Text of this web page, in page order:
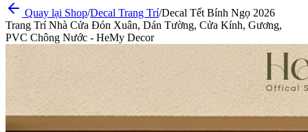
Quay lại Shop/Decal Trang Trí/Decal Tết Bính Ngọ 2026
Trang Trí Nhà Cửa Đón Xuân, Dán Tường, Cửa Kính, Gương,
PVC Chông Nước - HeMy Decor